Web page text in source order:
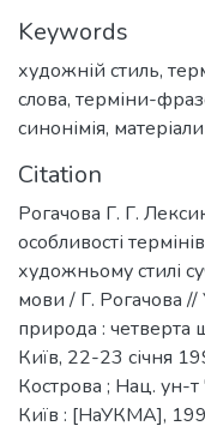
Keywords
художній стиль,
слова, терміни-
синонімія,
Citation
Рогачова Г. Г.
особливості
художньому стилі
мови / Г. Рогачова //
природа : четверта
Київ, 22-23 січня
Кострова ; Нац. ун-
Київ : [НаУКМА],